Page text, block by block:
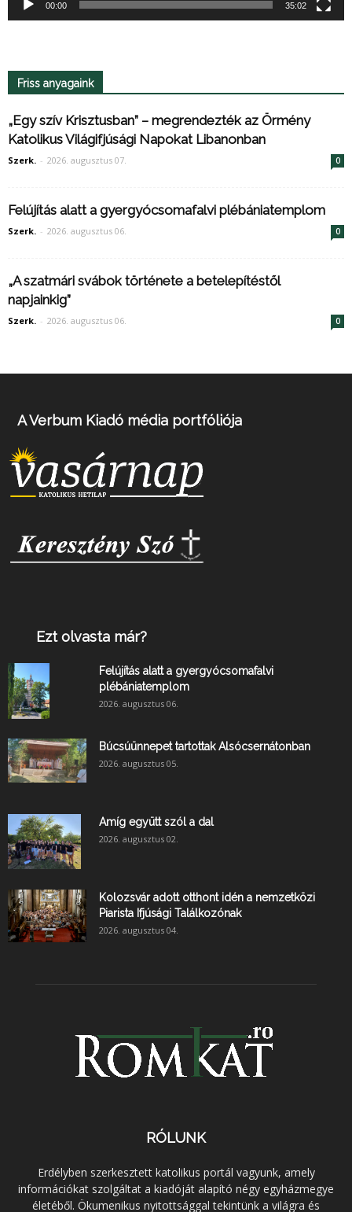
00:00 35:02
Friss anyagaink
„Egy szív Krisztusban” – megrendezték az Örmény
Katolikus Világifjúsági Napokat Libanonban
Szerk. - 2026. augusztus 07. 0
Felújítás alatt a gyergyócsomafalvi plébániatemplom
Szerk. - 2026. augusztus 06. 0
„A szatmári svábok története a betelepítéstől
napjainkig”
Szerk. - 2026. augusztus 06. 0
A Verbum Kiadó média portfóliója
Ezt olvasta már?
Felújítás alatt a gyergyócsomafalvi
plébániatemplom
2026. augusztus 06.
Búcsúünnepet tartottak Alsócsernátonban
2026. augusztus 05.
Amíg együtt szól a dal
2026. augusztus 02.
Kolozsvár adott otthont idén a nemzetközi
Piarista Ifjúsági Találkozónak
2026. augusztus 04.
RÓLUNK
Erdélyben szerkesztett katolikus portál vagyunk, amely
információkat szolgáltat a kiadóját alapító négy egyházmegye
életéből. Ökumenikus nyitottsággal tekintünk a világra és